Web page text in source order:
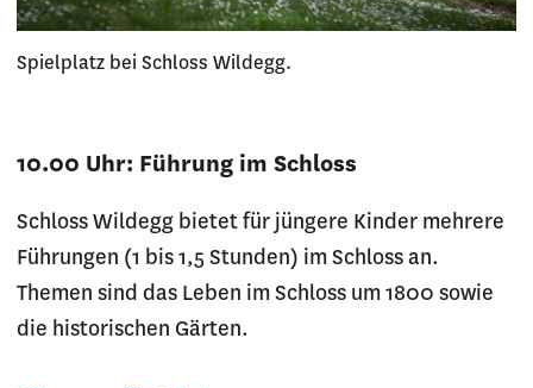
Spielplatz bei Schloss Wildegg.
10.00 Uhr: Führung im Schloss
Schloss Wildegg bietet für jüngere Kinder mehrere
Führungen (1 bis 1,5 Stunden) im Schloss an.
Themen sind das Leben im Schloss um 1800 sowie
die historischen Gärten.